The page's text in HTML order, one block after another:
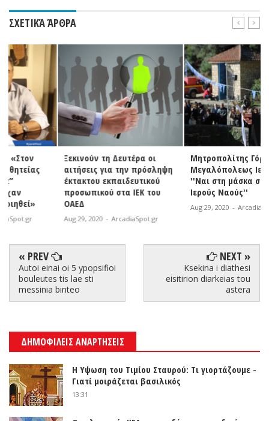
ΣΧΕΤΙΚΆ ΆΡΘΡΑ
Ξεκινούν τη Δευτέρα οι
αιτήσεις για την πρόσληψη
έκτακτου εκπαιδευτικού
προσωπικού στα ΙΕΚ του
ΟΑΕΔ
Aug 29, 2020 ArcadiaSpot.gr
Μητροπολίτης Γόρτυνος και
Μεγαλόπολεως Ιερεμίας:
''Ναι στη μάσκα στους
Ιερούς Ναούς''
ArcadiaSpot.gr
« PREV
Autoi einai oi 5 ypopsifioi
bouleutes tis lae sti
messinia binteo
NEXT »
Ksekina i diathesi
eisitirion diarkeias tou
astera
ΔΗΜΟΦΙΛΕΙΣ ΑΝΑΡΤΗΣΕΙΣ
Η Υψωση του Τιμίου Σταυρού: Τι γιορτάζουμε -
Γιατί μοιράζεται βασιλικός
13:31